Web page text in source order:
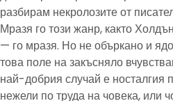
разбирам некролозите от
Мразя го този жанр, както
— го мразя. Но не объркано и
това поле на закъсняло
най-добрия случай е носталгия
нежели по труда на човека, или